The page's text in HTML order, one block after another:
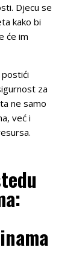
Djecu se
kako bi
će im
za
ne samo
već i